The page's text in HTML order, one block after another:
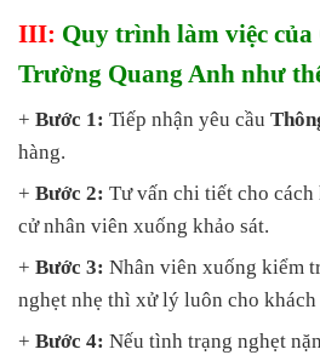
III: Quy trình làm việc
Trường Quang Anh như
+ Bước 1: Tiếp nhận yêu cầu
hàng.
+ Bước 2: Tư vấn chi tiết cho cách
cử nhân viên xuống khảo sát.
+ Bước 3: Nhân viên xuống kiểm
nghẹt nhẹ thì xử lý luôn cho khách
+ Bước 4: Nếu tình trạng nghẹt